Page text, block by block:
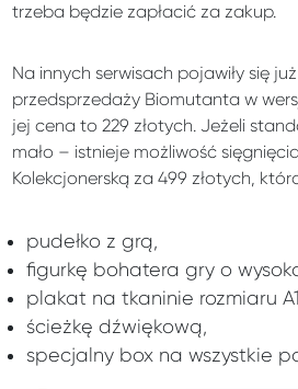
trzeba będzie zapłacić za zakup.
Na innych serwisach pojawiły się
przedsprzedaży Biomutanta w
jej cena to 229 złotych. Jeżeli
mało – istnieje możliwość
Kolekcjonerską za 499 złotych,
pudełko z grą,
figurkę bohatera gry o
plakat na tkaninie rozmiaru
ścieżkę dźwiękową,
specjalny box na wszystkie